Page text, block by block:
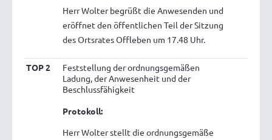
Herr Wolter begrüßt die Anwesenden und
eröffnet den öffentlichen Teil der Sitzung
des Ortsrates Offleben um 17.48 Uhr.
TOP 2
Feststellung der ordnungsgemäßen
Ladung, der Anwesenheit und der
Beschlussfähigkeit
Protokoll:
Herr Wolter stellt die ordnungsgemäße